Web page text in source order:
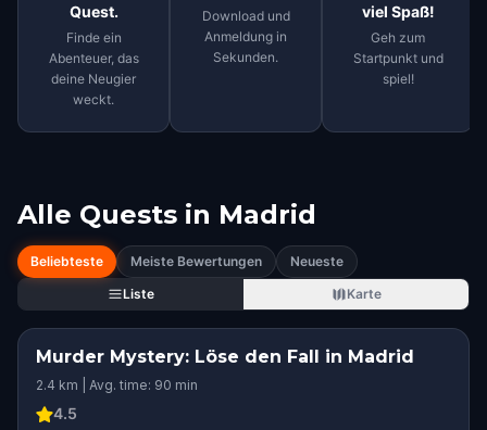
Quest.
Finde ein
Abenteuer, das
deine Neugier
weckt.
Download und
Anmeldung in
Sekunden.
viel Spaß!
Geh zum
Startpunkt und
spiel!
Alle Quests in Madrid
Beliebteste Meiste Bewertungen
Neueste
Liste
Karte
Murder Mystery: Löse den Fall in Madrid
2.4 km | Avg. time: 90 min
4.5